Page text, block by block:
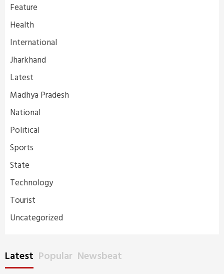
Feature
Health
International
Jharkhand
Latest
Madhya Pradesh
National
Political
Sports
State
Technology
Tourist
Uncategorized
Latest Popular Newsbeat